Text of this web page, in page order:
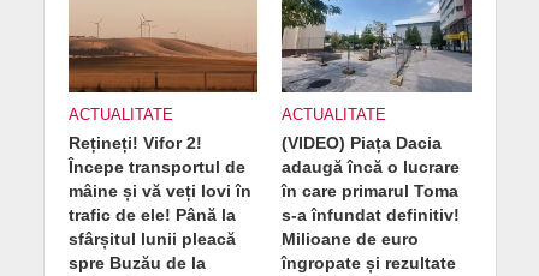
ACTUALITATE
Rețineți! Vifor 2!
Începe transportul de
mâine și vă veți lovi în
trafic de ele! Până la
sfârșitul lunii pleacă
spre Buzău de la
ACTUALITATE
(VIDEO) Piața Dacia
adaugă încă o lucrare
în care primarul Toma
s-a înfundat definitiv!
Milioane de euro
îngropate și rezultate